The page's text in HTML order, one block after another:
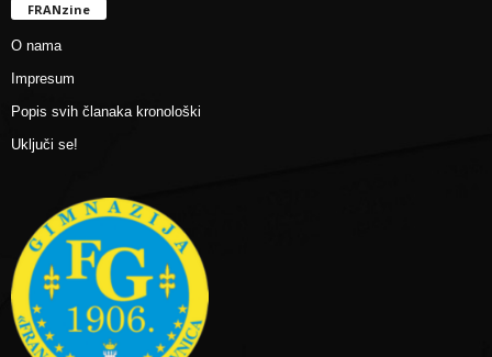
FRANzine
O nama
Impresum
Popis svih članaka kronološki
Uključi se!